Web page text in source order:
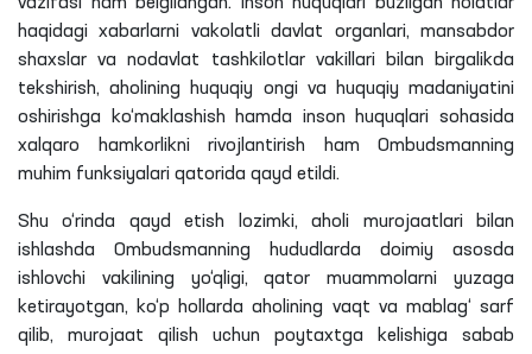
haqidagi xabarlarni vakolatli davlat organlari, mansabdor
shaxslar va nodavlat tashkilotlar vakillari bilan birgalikda
tekshirish, aholining huquqiy ongi va huquqiy madaniyatini
oshirishga ko‘maklashish hamda inson huquqlari sohasida
xalqaro hamkorlikni rivojlantirish ham Ombudsmanning
muhim funksiyalari qatorida qayd etildi.
Shu o‘rinda qayd etish lozimki, aholi murojaatlari bilan
ishlashda Ombudsmanning hududlarda doimiy asosda
ishlovchi vakilining yo‘qligi, qator muammolarni yuzaga
ketirayotgan, ko‘p hollarda aholining vaqt va mablag‘ sarf
qilib, murojaat qilish uchun poytaxtga kelishiga sabab